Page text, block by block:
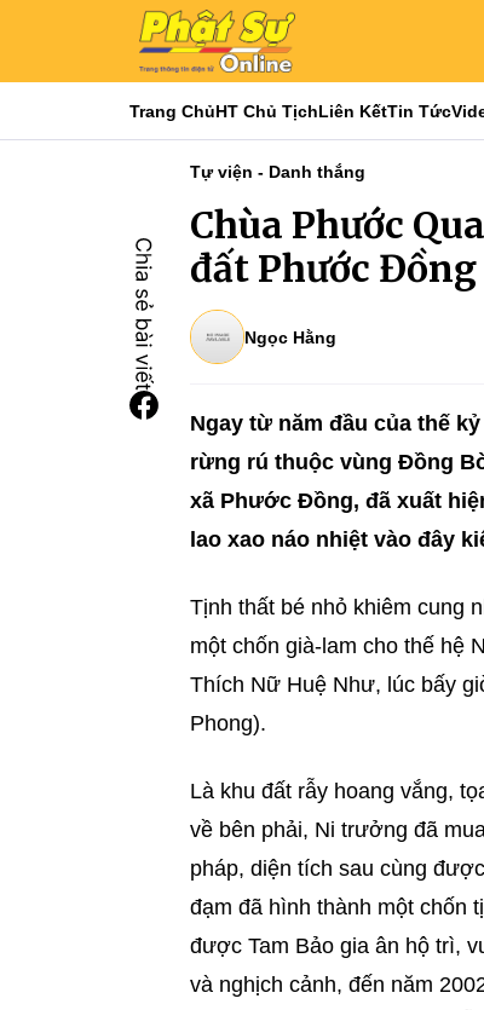
Trang ChủHT Chủ TịchLiên KếtTin Tức
Tự viện - Danh thắng
Chùa Phước
đất Phước Đồng
Ngọc Hằng
Ngay từ năm đầu của thế
rừng rú thuộc vùng Đồng
xã Phước Đồng, đã xuất
lao xao náo nhiệt vào đây
Tịnh thất bé nhỏ khiêm cung
một chốn già-lam cho thế hệ
Thích Nữ Huệ Như, lúc bấy
Phong).
Là khu đất rẫy hoang vắng,
về bên phải, Ni trưởng đã
pháp, diện tích sau cùng
đạm đã hình thành một chốn
được Tam Bảo gia ân hộ trì,
và nghịch cảnh, đến năm